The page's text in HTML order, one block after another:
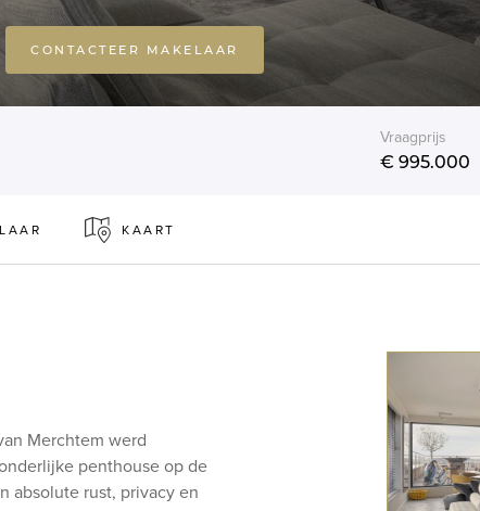
CONTACTEER MAKELAAR
Vraagprijs
€ 995.000
KAART
Merchtem werd
penthouse op de
absolute rust, privacy en